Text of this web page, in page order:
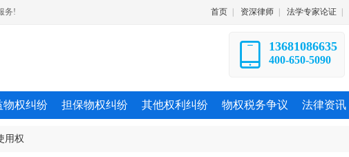
务! 首页 资深律师 法学专家论证
13681086635
400-650-5090
物权纠纷 担保物权纠纷 其他权利纠纷 物权税务争议 法律资讯
用权